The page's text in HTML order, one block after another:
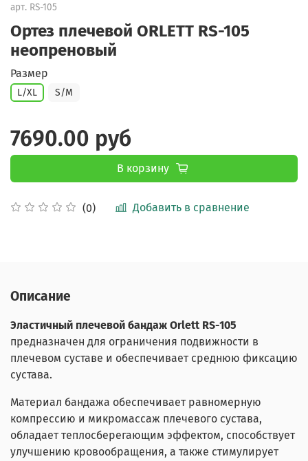
арт. RS-105
Ортез плечевой ORLETT RS-105
неопреновый
(0) Добавить в сравнение
Размер
L/XL S/M
7690.00 руб
В корзину
Описание
Эластичный плечевой бандаж Orlett RS-105
предназначен для ограничения подвижности в
плечевом суставе и обеспечивает среднюю фиксацию
сустава.
Материал бандажа обеспечивает равномерную
компрессию и микромассаж плечевого сустава,
обладает теплосберегающим эффектом, способствует
улучшению кровообращения, а также стимулирует